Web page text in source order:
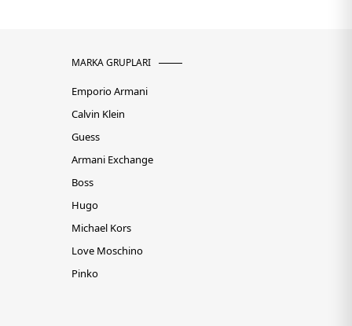
MARKA GRUPLARI
Emporio Armani
Calvin Klein
Guess
Armani Exchange
Boss
Hugo
Michael Kors
Love Moschino
Pinko